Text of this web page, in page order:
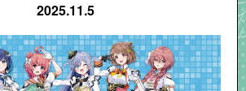
2025.11.5